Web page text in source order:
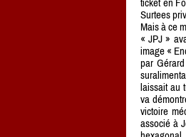
ticket en
Surtees
Mais à ce
« JPJ »
image «
par
laissait au
va
victoire
associé à